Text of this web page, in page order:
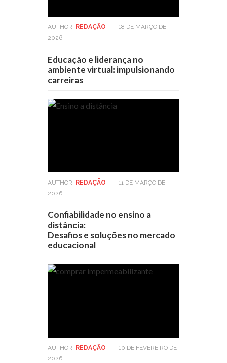
AUTHOR: REDAÇÃO -
18 DE MARÇO DE
2026
Educação e liderança no
ambiente virtual: impulsionando
carreiras
AUTHOR: REDAÇÃO -
11 DE MARÇO DE
2026
Confiabilidade no ensino a
distância:
Desafios e soluções no mercado
educacional
AUTHOR: REDAÇÃO -
10 DE FEVEREIRO DE
2026